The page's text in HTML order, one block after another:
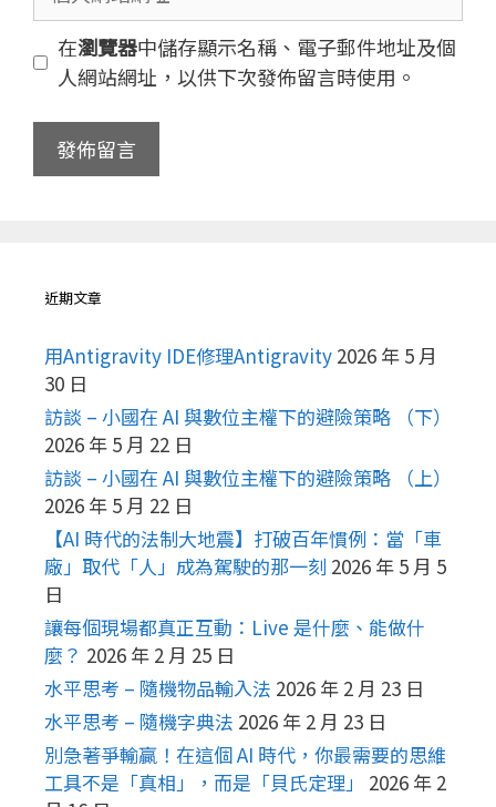
址
站
址
在瀏覽器中儲存顯示名稱、電子郵件地址及個
人網站網址，以供下次發佈留言時使用。
近期文章
用Antigravity IDE修理Antigravity 2026 年 5 月
30 日
訪談 – 小國在 AI 與數位主權下的避險策略 （下）
2026 年 5 月 22 日
訪談 – 小國在 AI 與數位主權下的避險策略 （上）
2026 年 5 月 22 日
【AI 時代的法制大地震】打破百年慣例：當「車
廠」取代「人」成為駕駛的那一刻 2026 年 5 月 5
日
讓每個現場都真正互動：Live 是什麼、能做什
麼？ 2026 年 2 月 25 日
水平思考 – 隨機物品輸入法 2026 年 2 月 23 日
水平思考 – 隨機字典法 2026 年 2 月 23 日
別急著爭輸贏！在這個 AI 時代，你最需要的思維
工具不是「真相」，而是「貝氏定理」
2026 年 2